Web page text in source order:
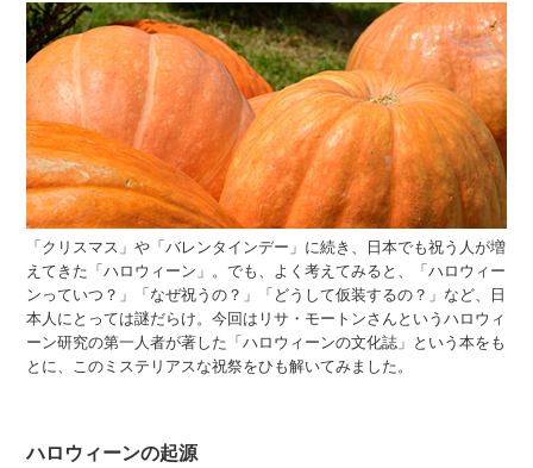
「クリスマス」や「バレンタインデー」に続き、日本でも祝う人が増
えてきた「ハロウィーン」。でも、よく考えてみると、「ハロウィー
ンっていつ？」「なぜ祝うの？」「どうして仮装するの？」など、日
本人にとっては謎だらけ。今回はリサ・モートンさんというハロウィ
ーン研究の第一人者が著した「ハロウィーンの文化誌」という本をも
とに、このミステリアスな祝祭をひも解いてみました。
ハロウィーンの起源